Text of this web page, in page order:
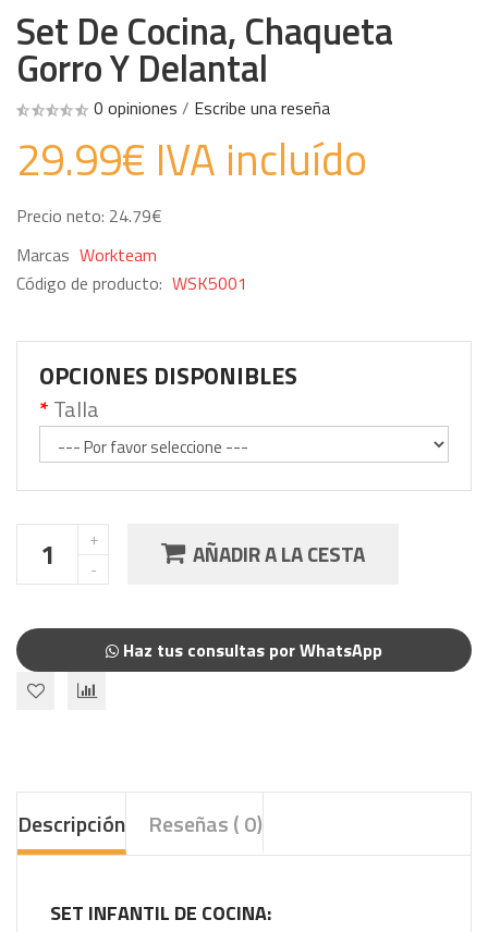
Set De Cocina, Chaqueta
Gorro Y Delantal
0 opiniones / Escribe una reseña
29.99€ IVA incluído
Precio neto: 24.79€
Marcas Workteam
Código de producto: WSK5001
OPCIONES DISPONIBLES
Talla
AÑADIR A LA CESTA
Haz tus consultas por WhatsApp
Descripción Reseñas ( 0)
SET INFANTIL DE COCINA: